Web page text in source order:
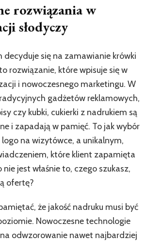
rozwiązania w
słodyczy
decyduje się na zamawianie krówki
rozwiązanie, które wpisuje się w
i nowoczesnego marketingu. W
gadżetów reklamowych,
czy kubki, cukierki z nadrukiem są
i zapadają w pamięć. To jak wybór
na wizytówce, a unikalnym,
które klient zapamięta
nie jest właśnie to, czego szukasz,
ofertę?
że jakość nadruku musi być
Nowoczesne technologie
odwzorowanie nawet najbardziej